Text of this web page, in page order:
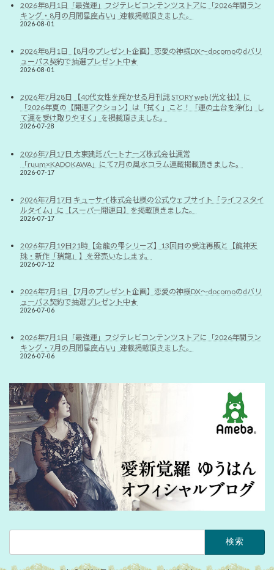
2026年8月1日「最強運」フジテレビコンテンツストアに「2026年間ラン
キング・8月の月間星座占い」連載掲載頂きました。
2026-08-01
2026年8月1日 【8月のプレゼント企画】恋愛の神様DX〜docomoのdバリ
ューパス契約で抽選プレゼント中★
2026-08-01
2026年7月28日 【40代女性を輝かせる月刊誌 STORY web (光文社)】に
「2026年夏の【開運アクション】は「拭く」こと！「運の土台を浄化」し
て運を受け取りやすく」を掲載頂きました。
2026-07-28
2026年7月17日 大東建託パートナーズ株式会社運営
「ruum×KADOKAWA」にて7月の風水コラム連載掲載頂きました。
2026-07-17
2026年7月17日 キューサイ株式会社様の公式ウェブサイト「ライフスタイ
ルタイム」に【スーパー開運日】を掲載頂きました。
2026-07-17
2026年7月19日21時【金龍の雫シリーズ】13回目の受注再販と【龍神天
珠・新作「瑞龍」】を発売いたします。
2026-07-12
2026年7月1日 【7月のプレゼント企画】恋愛の神様DX〜docomoのdバリ
ューパス契約で抽選プレゼント中★
2026-07-06
2026年7月1日「最強運」フジテレビコンテンツストアに「2026年間ラン
キング・7月の月間星座占い」連載掲載頂きました。
2026-07-06